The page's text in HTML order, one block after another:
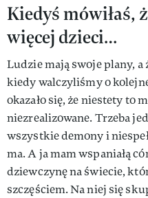
Kiedyś mówiłaś,
więcej dzieci…
Ludzie mają swoje plany, a
kiedy walczyliśmy o
okazało się, że niestety to
niezrealizowane. Trzeba
wszystkie demony i
ma. A ja mam wspaniałą
dziewczynę na świecie,
szczęściem. Na niej się